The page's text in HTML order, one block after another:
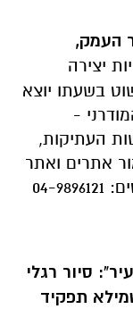
העמק,
יצירה
בשעתו יוצא
-
העתיקות,
אתרים ואתר
סיור רגלי
תפקיד